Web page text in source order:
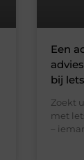
Een
bij
Zoekt
met
–